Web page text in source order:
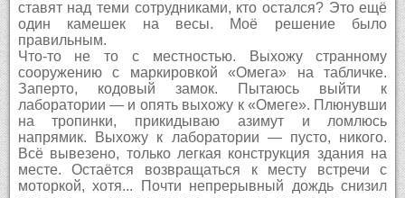
ставят над теми сотрудниками, кто остался? Это ещё
один камешек на весы. Моё решение было
правильным.
Что-то не то с местностью. Выхожу странному
сооружению с маркировкой «Омега» на табличке.
Заперто, кодовый замок. Пытаюсь выйти к
лаборатории — и опять выхожу к «Омеге». Плюнувши
на тропинки, прикидываю азимут и ломлюсь
напрямик. Выхожу к лаборатории — пусто, никого.
Всё вывезено, только легкая конструкция здания на
месте. Остаётся возвращаться к месту встречи с
моторкой, хотя... Почти непрерывный дождь снизил